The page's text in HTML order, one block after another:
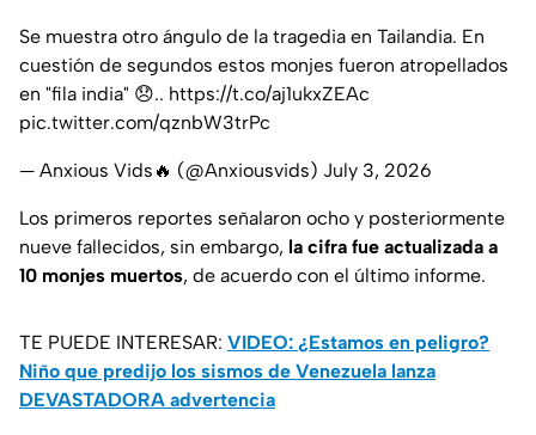
Se muestra otro ángulo de la tragedia en Tailandia. En
cuestión de segundos estos monjes fueron atropellados
en "fila india" 😞.. https://t.co/aj1ukxZEAc
pic.twitter.com/qznbW3trPc
— Anxious Vids🔥 (@Anxiousvids) July 3, 2026
Los primeros reportes señalaron ocho y posteriormente
nueve fallecidos, sin embargo, la cifra fue actualizada a
10 monjes muertos, de acuerdo con el último informe.
TE PUEDE INTERESAR: VIDEO: ¿Estamos en peligro?
Niño que predijo los sismos de Venezuela lanza
DEVASTADORA advertencia